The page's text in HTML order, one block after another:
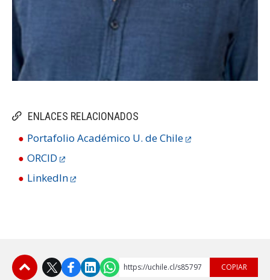
ENLACES RELACIONADOS
Portafolio Académico U. de Chile
ORCID
LinkedIn
https://uchile.cl/s85797 COPIAR